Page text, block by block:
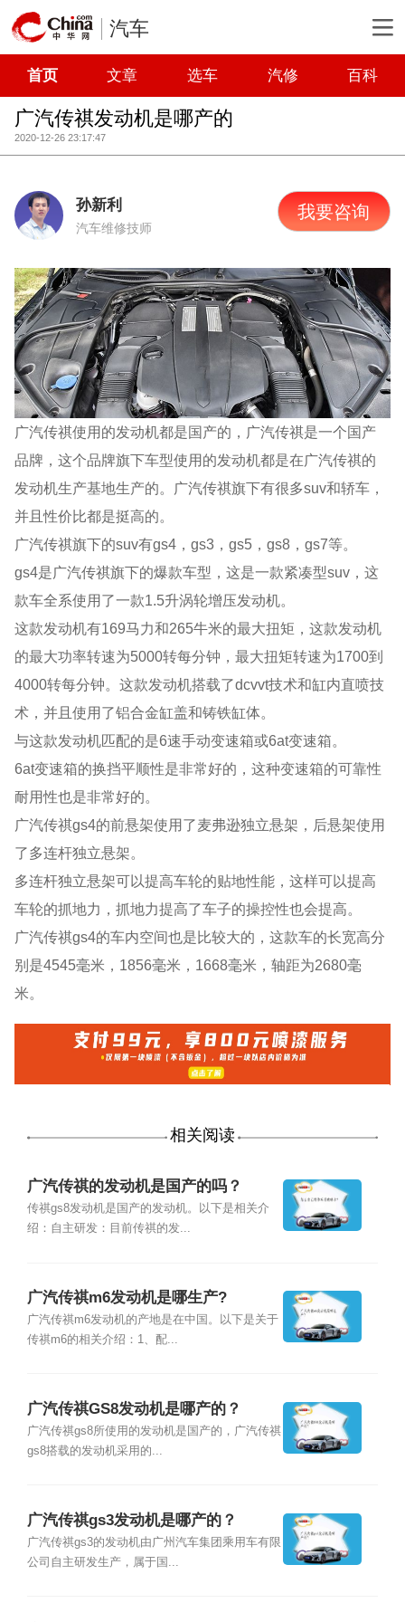
汽车
首页 文章 选车 汽修 百科
广汽传祺发动机是哪产的
2020-12-26 23:17:47
孙新利
汽车维修技师
我要咨询
广汽传祺使用的发动机都是国产的，广汽传祺是一个国产
品牌，这个品牌旗下车型使用的发动机都是在广汽传祺的
发动机生产基地生产的。广汽传祺旗下有很多suv和轿车，
并且性价比都是挺高的。
广汽传祺旗下的suv有gs4，gs3，gs5，gs8，gs7等。
gs4是广汽传祺旗下的爆款车型，这是一款紧凑型suv，这
款车全系使用了一款1.5升涡轮增压发动机。
这款发动机有169马力和265牛米的最大扭矩，这款发动机
的最大功率转速为5000转每分钟，最大扭矩转速为1700到
4000转每分钟。这款发动机搭载了dcvvt技术和缸内直喷技
术，并且使用了铝合金缸盖和铸铁缸体。
与这款发动机匹配的是6速手动变速箱或6at变速箱。
6at变速箱的换挡平顺性是非常好的，这种变速箱的可靠性
耐用性也是非常好的。
广汽传祺gs4的前悬架使用了麦弗逊独立悬架，后悬架使用
了多连杆独立悬架。
多连杆独立悬架可以提高车轮的贴地性能，这样可以提高
车轮的抓地力，抓地力提高了车子的操控性也会提高。
广汽传祺gs4的车内空间也是比较大的，这款车的长宽高分
别是4545毫米，1856毫米，1668毫米，轴距为2680毫
米。
相关阅读
广汽传祺的发动机是国产的吗？
传祺gs8发动机是国产的发动机。以下是相关介
绍：自主研发：目前传祺的发...
广汽传祺m6发动机是哪生产?
广汽传祺m6发动机的产地是在中国。以下是关于
传祺m6的相关介绍：1、配...
广汽传祺GS8发动机是哪产的？
广汽传祺gs8所使用的发动机是国产的，广汽传祺
gs8搭载的发动机采用的...
广汽传祺gs3发动机是哪产的？
广汽传祺gs3的发动机由广州汽车集团乘用车有限
公司自主研发生产，属于国...